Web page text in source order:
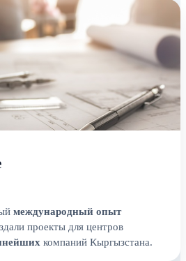
международный опыт
проекты для центров
компаний Кыргызстана.